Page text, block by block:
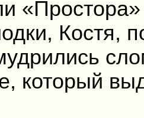
Костя,
который